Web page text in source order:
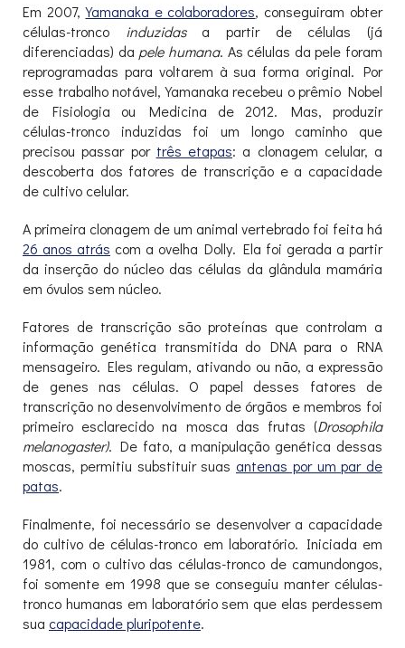
Em 2007,Yamanaka e colaboradores, conseguiram obter
células-tronco
induzidasa partir de células (já
diferenciadas) da pele humana. As células da pele foram
reprogramadas para voltarem à sua forma original. Por
esse trabalho notável, Yamanaka recebeu o prêmio Nobel
de Fisiologia ou Medicina de 2012. Mas, produzir
células-tronco induzidas foi um longo caminho que
precisou passar por três etapas: a clonagem celular, a
descoberta dos fatores de transcrição e a capacidade
de cultivo celular.
A primeira clonagem de um animal vertebrado foi feita há
26 anos atrás com a ovelha Dolly. Ela foi gerada a partir
da inserção do núcleo das células da glândula mamária
em óvulos sem núcleo.
Fatores de transcrição são proteínas que controlam a
informação genética transmitida do DNA para o RNA
mensageiro. Eles regulam, ativando ou não, a expressão
de genes nas células. O papel desses fatores de
transcrição no desenvolvimento de órgãos e membros foi
primeiro esclarecido na mosca das frutas (Drosophila
melanogaster). De fato, a manipulação genética dessas
moscas, permitiu substituir suas antenas por um par de
patas.
Finalmente, foi necessário se desenvolver a capacidade
do cultivo de células-tronco em laboratório. Iniciada em
1981, com o cultivo das células-tronco de camundongos,
foi somente em 1998 que se conseguiu manter células-
tronco humanas em laboratório sem que elas perdessem
sua capacidade pluripotente.